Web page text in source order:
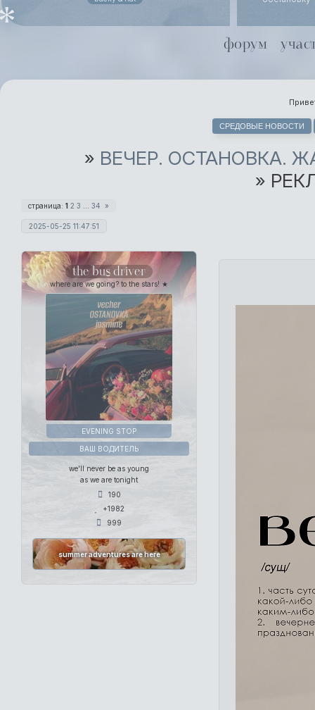
даже не
форум
СРЕДОВЫЕ НОВОСТИ
» ВЕЧЕР. ОСТАНОВКА.
»
страница: 1 2 3 34 »
2025-05-25 11:47:51
the bus driver
where are we going? to the stars! ★
EVENING STOP
ВАШ ВОДИТЕЛЬ
we'll never be as young
as we are tonight
190
+1982
999
summer adventures are here